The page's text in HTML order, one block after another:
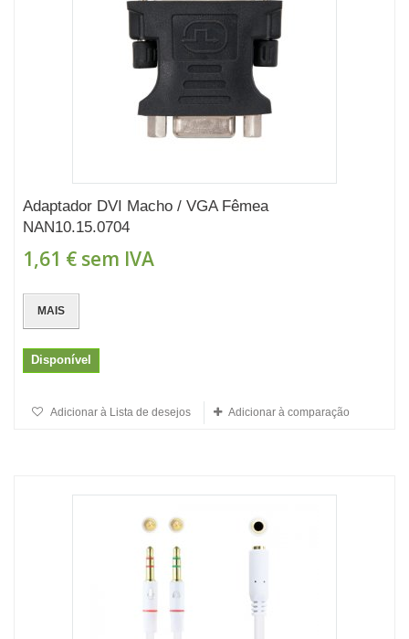
Adaptador DVI Macho / VGA Fêmea
NAN10.15.0704
1,61 € sem IVA
MAIS
Disponível
Adicionar à Lista de desejos Adicionar à comparação